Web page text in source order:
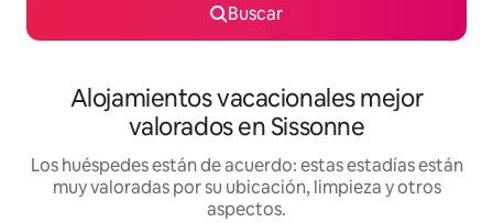
Buscar
Alojamientos vacacionales mejor
valorados en Sissonne
Los huéspedes están de acuerdo: estas estadías están
muy valoradas por su ubicación, limpieza y otros
aspectos.